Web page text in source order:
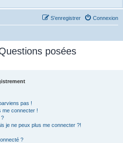
Connexion
S’enregistrer
posées
pas !
me connecter !
?
je ne peux plus me connecter ?!
?